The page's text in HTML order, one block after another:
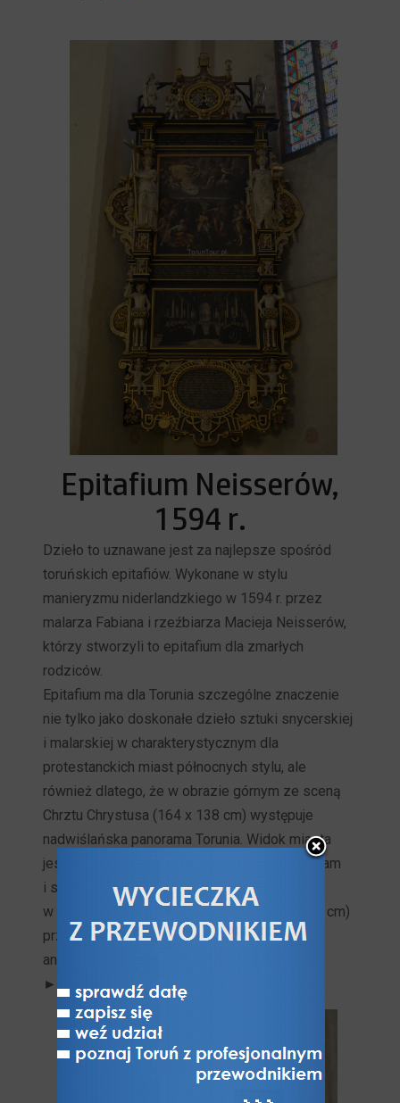
Epitafium Neisserów,
1594 r.
Dzieło to uznawane jest za najlepsze spośród
toruńskich epitafiów. Wykonane w stylu
manieryzmu niderlandzkiego w 1594 r. przez
malarza Fabiana i rzeźbiarza Macieja Neisserów,
którzy stworzyli to epitafium dla zmarłych
rodziców.
Epitafium ma dla Torunia szczególne znaczenie
nie tylko jako doskonałe dzieło sztuki snycerskiej
i malarskiej w charakterystycznym dla
protestanckich miast północnych stylu, ale
również dlatego, że w obrazie górnym ze sceną
Chrztu Chrystusa (164 x 138 cm) występuje
nadwiślańska panorama Torunia. Widok miasta
jest najstarszą z zachowanych do dziś panoram
i stanowi schemat dla późniejszych panoram
w malarstwie i grafice. Obraz dolny (66 x 103 cm)
przedstawia rodzinny portret zbiorowy na tle
antykizującego wnętrza kościoła i kotar.
► Więcej
>>>